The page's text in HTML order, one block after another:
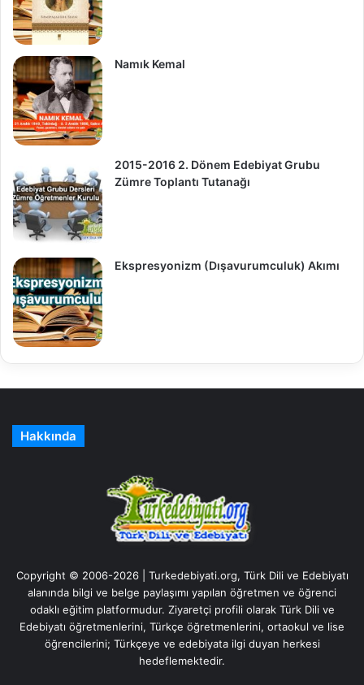
Namık Kemal
2015-2016 2. Dönem Edebiyat Grubu
Zümre Toplantı Tutanağı
Ekspresyonizm (Dışavurumculuk) Akımı
Hakkında
Copyright © 2006-2026 | Turkedebiyati.org, Türk Dili ve Edebiyatı
alanında bilgi ve belge paylaşımı yapılan öğretmen ve öğrenci
odaklı eğitim platformudur. Ziyaretçi profili olarak Türk Dili ve
Edebiyatı öğretmenlerini, Türkçe öğretmenlerini, ortaokul ve lise
öğrencilerini; Türkçeye ve edebiyata ilgi duyan herkesi
hedeflemektedir.